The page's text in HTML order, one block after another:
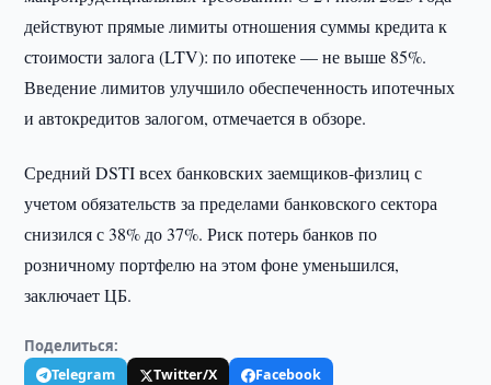
действуют прямые лимиты отношения суммы кредита к
стоимости залога (LTV): по ипотеке — не выше 85%.
Введение лимитов улучшило обеспеченность ипотечных
и автокредитов залогом, отмечается в обзоре.
Средний DSTI всех банковских заемщиков-физлиц с
учетом обязательств за пределами банковского сектора
снизился с 38% до 37%. Риск потерь банков по
розничному портфелю на этом фоне уменьшился,
заключает ЦБ.
Поделиться:
Telegram Twitter/X
Facebook